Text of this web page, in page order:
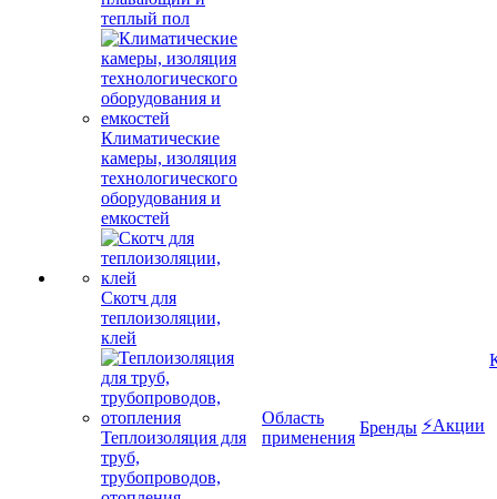
теплый пол
Климатические
камеры, изоляция
технологического
оборудования и
емкостей
Скотч для
теплоизоляции,
клей
Теплоизоляция для
труб,
трубопроводов,
Область
применения
Бренды ⚡Акции